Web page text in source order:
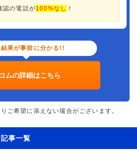
認の電話が100%なし ！
果が事前に分かる!!
ムの詳細はこちら
ご希望に添えない場合がございます。
事一覧